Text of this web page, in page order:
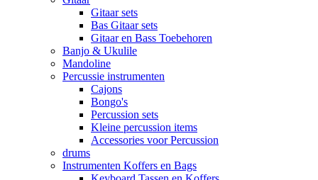
Gitaar sets
Bas Gitaar sets
Gitaar en Bass Toebehoren
Banjo & Ukulile
Mandoline
Percussie instrumenten
Cajons
Bongo's
Percussion sets
Kleine percussion items
Accessories voor Percussion
drums
Instrumenten Koffers en Bags